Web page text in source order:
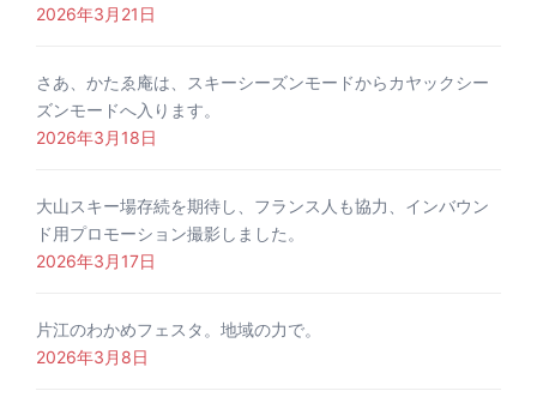
2026年3月21日
さあ、かたゑ庵は、スキーシーズンモードからカヤックシー
ズンモードへ入ります。
2026年3月18日
大山スキー場存続を期待し、フランス人も協力、インバウン
ド用プロモーション撮影しました。
2026年3月17日
片江のわかめフェスタ。地域の力で。
2026年3月8日